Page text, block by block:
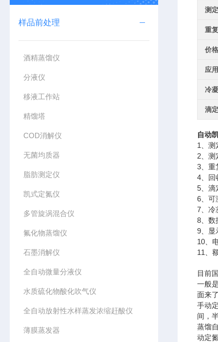
样品前处理
酒精蒸馏仪
分液仪
移液工作站
精馏塔
COD消解仪
无菌均质器
脂肪测定仪
凯式定氮仪
多管旋涡混合仪
氟化物蒸馏仪
石墨消解仪
全自动微量分液仪
水质硫化物酸化吹气仪
全自动放射性水样蒸发浓缩赶酸仪
薄膜蒸发器
测
重
价
应
冷
滴
自动
1、测
2、测
3、重
4、回
5、滴
6、可
7、冷
8、数
9、显
10、
11、
目前
一般
面来
手动
间，
蒸馏
动定